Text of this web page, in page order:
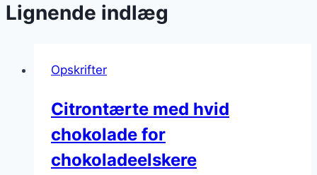
Lignende indlæg
Opskrifter
Citrontærte med hvid
chokolade for
chokoladeelskere